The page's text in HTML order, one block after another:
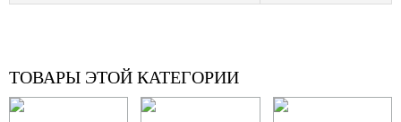
ТОВАРЫ ЭТОЙ КАТЕГОРИИ